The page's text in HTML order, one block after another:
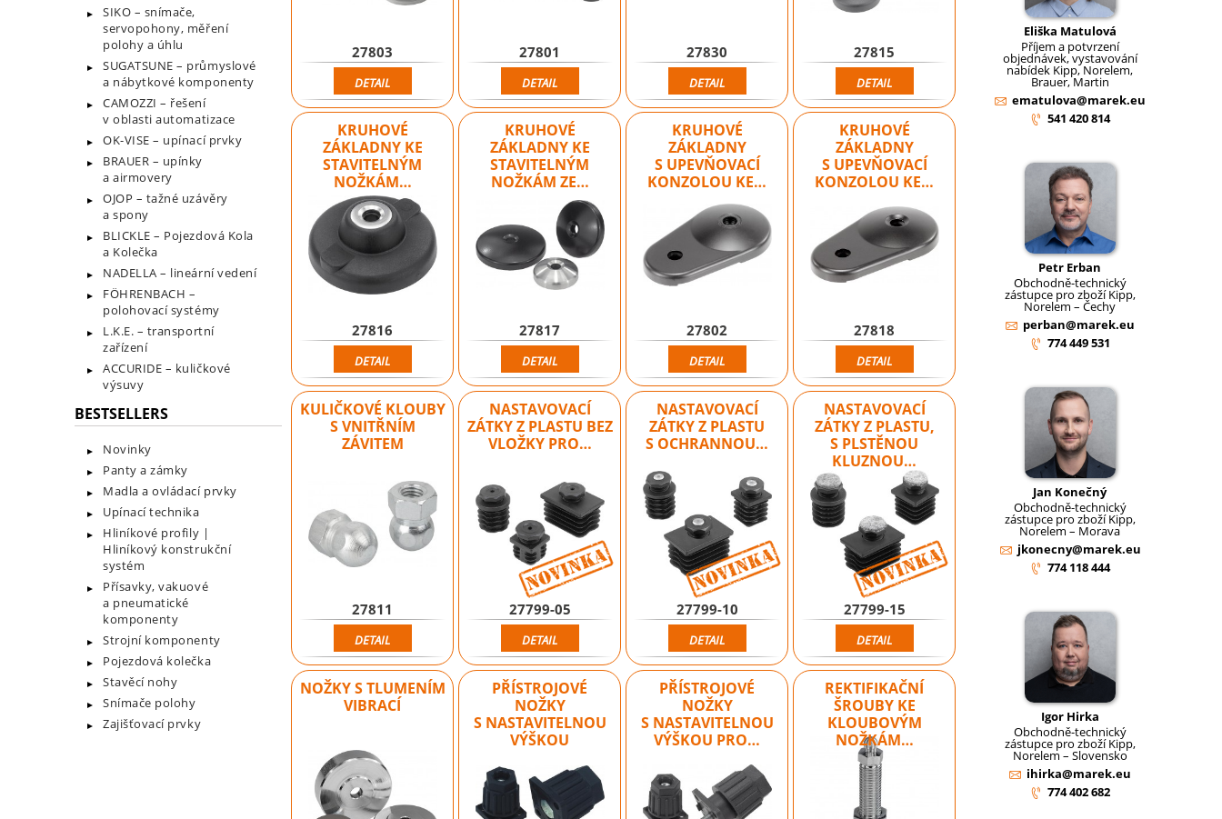
SIKO – snímače,
servopohony, měření
polohy a úhlu
SUGATSUNE – průmyslové
a nábytkové komponenty
CAMOZZI – řešení
v oblasti automatizace
OK-VISE – upínací prvky
BRAUER – upínky
a airmovery
OJOP – tažné uzávěry
a spony
BLICKLE – Pojezdová Kola
a Kolečka
NADELLA – lineární vedení
FÖHRENBACH –
polohovací systémy
L.K.E. – transportní
zařízení
ACCURIDE – kuličkové
výsuvy
BESTSELLERS
Novinky
Panty a zámky
Madla a ovládací prvky
Upínací technika
Hliníkové profily |
Hliníkový konstrukční
systém
Přísavky, vakuové
a pneumatické
komponenty
Strojní komponenty
Pojezdová kolečka
Stavěcí nohy
Snímače polohy
Zajišťovací prvky
27803
DETAIL
27801
DETAIL
27830
DETAIL
27815
DETAIL
KRUHOVÉ
ZÁKLADNY KE
STAVITELNÝM
NOŽKÁM…
27816
DETAIL
KRUHOVÉ
ZÁKLADNY KE
STAVITELNÝM
NOŽKÁM ZE…
27817
DETAIL
KRUHOVÉ
ZÁKLADNY
S UPEVŇOVACÍ
KONZOLOU KE…
27802
DETAIL
KRUHOVÉ
ZÁKLADNY
S UPEVŇOVACÍ
KONZOLOU KE…
27818
DETAIL
KULIČKOVÉ KLOUBY
S VNITŘNÍM
ZÁVITEM
27811
DETAIL
NASTAVOVACÍ
ZÁTKY Z PLASTU BEZ
VLOŽKY PRO…
Novinka
27799-05
DETAIL
NASTAVOVACÍ
ZÁTKY Z PLASTU
S OCHRANNOU…
Novinka
27799-10
DETAIL
NASTAVOVACÍ
ZÁTKY Z PLASTU,
S PLSTĚNOU
KLUZNOU…
Novinka
27799-15
DETAIL
NOŽKY S TLUMENÍM
VIBRACÍ
PŘÍSTROJOVÉ
NOŽKY
S NASTAVITELNOU
VÝŠKOU
PŘÍSTROJOVÉ
NOŽKY
S NASTAVITELNOU
VÝŠKOU PRO…
REKTIFIKAČNÍ
ŠROUBY KE
KLOUBOVÝM
NOŽKÁM…
Eliška Matulová
Příjem a potvrzení
objednávek, vystavování
nabídek Kipp, Norelem,
Brauer, Martin
ematulova@marek.eu
541 420 814
Petr Erban
Obchodně-technický
zástupce pro zboží Kipp,
Norelem – Čechy
perban@marek.eu
774 449 531
Jan Konečný
Obchodně-technický
zástupce pro zboží Kipp,
Norelem – Morava
jkonecny@marek.eu
774 118 444
Igor Hirka
Obchodně-technický
zástupce pro zboží Kipp,
Norelem – Slovensko
ihirka@marek.eu
774 402 682